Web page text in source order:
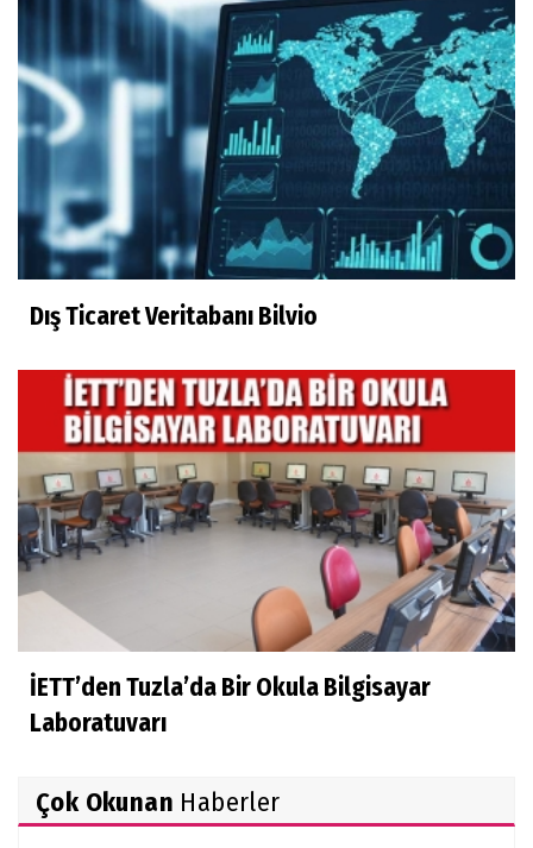
Dış Ticaret Veritabanı Bilvio
İETT’den Tuzla’da Bir Okula Bilgisayar
Laboratuvarı
Çok Okunan Haberler